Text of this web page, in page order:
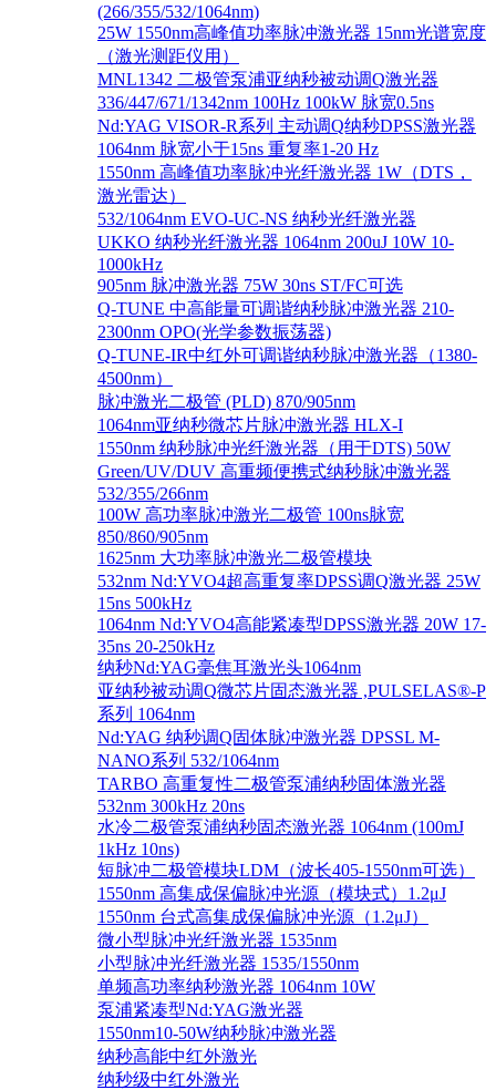
(266/355/532/1064nm)
25W 1550nm高峰值功率脉冲激光器 15nm光谱宽度
（激光测距仪用）
MNL1342 二极管泵浦亚纳秒被动调Q激光器
336/447/671/1342nm 100Hz 100kW 脉宽0.5ns
Nd:YAG VISOR-R系列 主动调Q纳秒DPSS激光器
1064nm 脉宽小于15ns 重复率1-20 Hz
1550nm 高峰值功率脉冲光纤激光器 1W（DTS，
激光雷达）
532/1064nm EVO-UC-NS 纳秒光纤激光器
UKKO 纳秒光纤激光器 1064nm 200uJ 10W 10-
1000kHz
905nm 脉冲激光器 75W 30ns ST/FC可选
Q-TUNE 中高能量可调谐纳秒脉冲激光器 210-
2300nm OPO(光学参数振荡器)
Q-TUNE-IR中红外可调谐纳秒脉冲激光器（1380-
4500nm）
脉冲激光二极管 (PLD) 870/905nm
1064nm亚纳秒微芯片脉冲激光器 HLX-I
1550nm 纳秒脉冲光纤激光器（用于DTS) 50W
Green/UV/DUV 高重频便携式纳秒脉冲激光器
532/355/266nm
100W 高功率脉冲激光二极管 100ns脉宽
850/860/905nm
1625nm 大功率脉冲激光二极管模块
532nm Nd:YVO4超高重复率DPSS调Q激光器 25W
15ns 500kHz
1064nm Nd:YVO4高能紧凑型DPSS激光器 20W 17-
35ns 20-250kHz
纳秒Nd:YAG毫焦耳激光头1064nm
亚纳秒被动调Q微芯片固态激光器 ,PULSELAS®-P
系列 1064nm
Nd:YAG 纳秒调Q固体脉冲激光器 DPSSL M-
NANO系列 532/1064nm
TARBO 高重复性二极管泵浦纳秒固体激光器
532nm 300kHz 20ns
水冷二极管泵浦纳秒固态激光器 1064nm (100mJ
1kHz 10ns)
短脉冲二极管模块LDM（波长405-1550nm可选）
1550nm 高集成保偏脉冲光源（模块式）1.2μJ
1550nm 台式高集成保偏脉冲光源（1.2μJ）
微小型脉冲光纤激光器 1535nm
小型脉冲光纤激光器 1535/1550nm
单频高功率纳秒激光器 1064nm 10W
泵浦紧凑型Nd:YAG激光器
1550nm10-50W纳秒脉冲激光器
纳秒高能中红外激光
纳秒级中红外激光